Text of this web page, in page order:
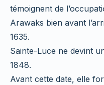
témoignent de
Arawaks bien avant
1635.
Sainte-Luce ne devint
1848.
Avant cette date, elle